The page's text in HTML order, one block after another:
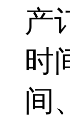
产
时
间